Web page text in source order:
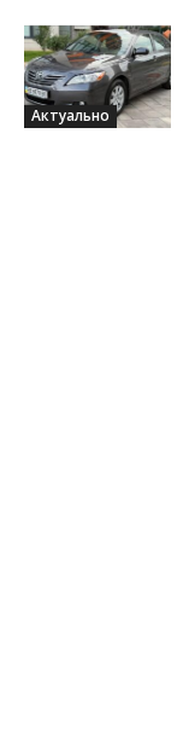
Актуально